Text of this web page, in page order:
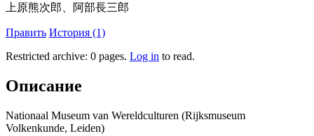
上原熊次郎、阿部長三郎
Править История (1)
Restricted archive: 0 pages. Log in to read.
Описание
Nationaal Museum van Wereldculturen (Rijksmuseum
Volkenkunde, Leiden)